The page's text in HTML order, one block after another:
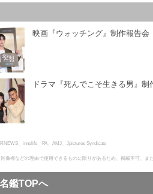
映画『ウォッチング』制作報告会
ドラマ『死んでこそ生きる男』制
、innolife、PA、AMJ、Jpictures Syndicate
像権などの理由で使用できるものに限りがあるため、掲載不可、ま
鑑TOPへ